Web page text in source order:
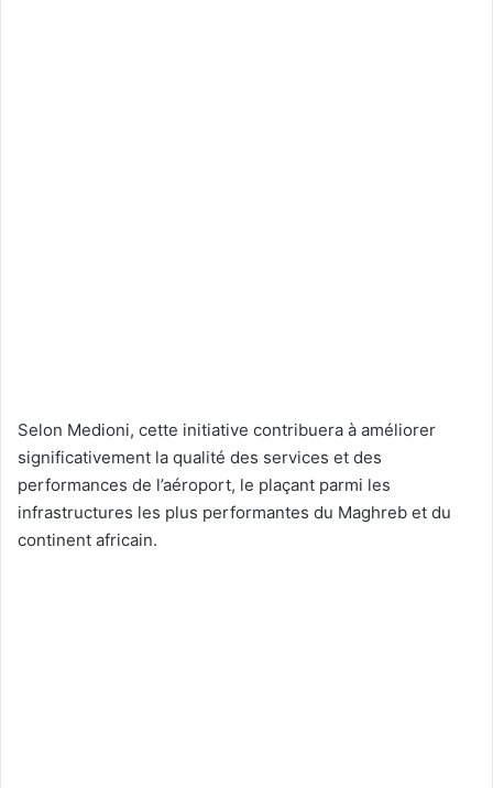
Selon Medioni, cette initiative contribuera à améliorer
significativement la qualité des services et des
performances de l’aéroport, le plaçant parmi les
infrastructures les plus performantes du Maghreb et du
continent africain.